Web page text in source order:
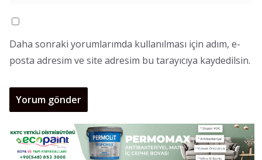
Daha sonraki yorumlarımda kullanılması için adım, e-
posta adresim ve site adresim bu tarayıcıya kaydedilsin.